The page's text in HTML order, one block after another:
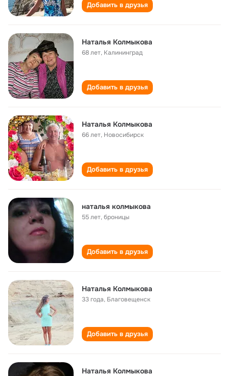
Добавить в друзья
Наталья Колмыкова
68 лет, Калининград
Добавить в друзья
Наталья Колмыкова
66 лет, Новосибирск
Добавить в друзья
наталья колмыкова
55 лет,броницы
Добавить в друзья
Наталья Колмыкова
33 года, Благовещенск
Добавить в друзья
Наталья Колмыкова